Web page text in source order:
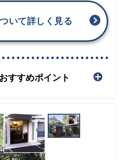
いて詳しく見る
すすめポイント